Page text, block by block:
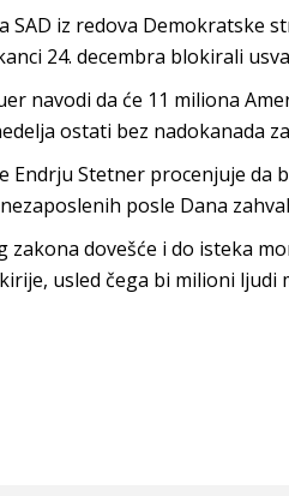
SAD iz redova Demokratske
24. decembra blokirali
navodi da će 11 miliona
ostati bez nadokanada
Endrju Stetner procenjuje da
posle Dana
dovešće i do isteka
usled čega bi milioni ljudi